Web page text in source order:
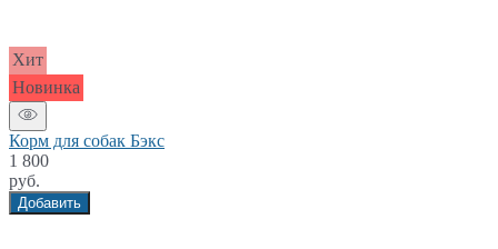
Хит
Новинка
Корм для собак Бэкс
1 800
руб.
Добавить